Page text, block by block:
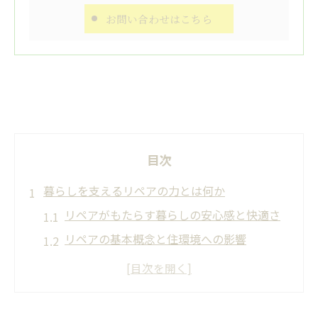
お問い合わせはこちら
目次
暮らしを支えるリペアの力とは何か
リペアがもたらす暮らしの安心感と快適さ
リペアの基本概念と住環境への影響
日常生活にリペアが必要とされる理由